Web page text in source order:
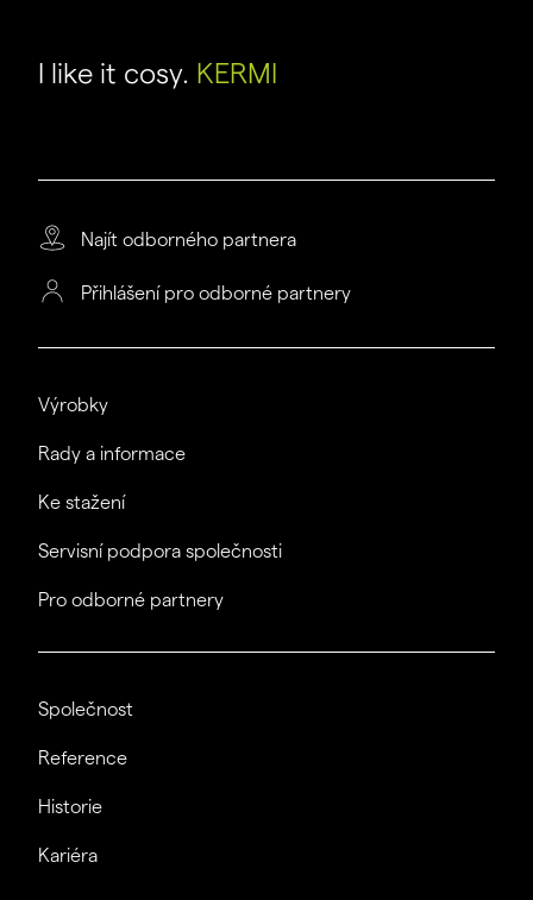
I like it cosy. KERMI
Najít odborného partnera
Přihlášení pro odborné partnery
Výrobky
Rady a informace
Ke stažení
Servisní podpora společnosti
Pro odborné partnery
Společnost
Reference
Historie
Kariéra